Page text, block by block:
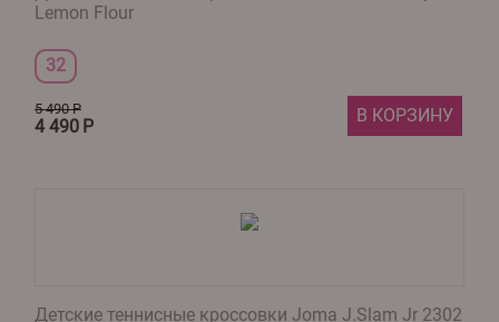
Lemon Flour
32
5 490 Р
4 490 Р
В КОРЗИНУ
Детские теннисные кроссовки Joma J.Slam Jr 2302